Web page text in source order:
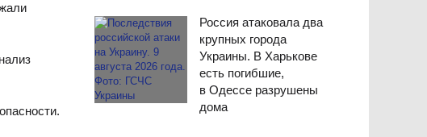
Россия атаковала два
крупных города
Украины. В Харькове
есть погибшие,
в Одессе разрушены
дома